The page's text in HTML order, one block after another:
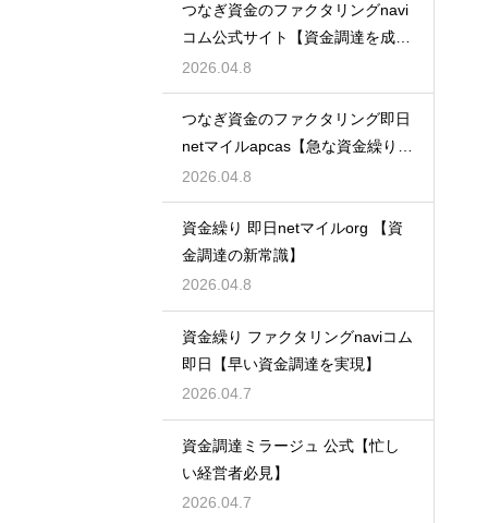
つなぎ資金のファクタリングnavi
コム公式サイト【資金調達を成功
に導く】
2026.04.8
つなぎ資金のファクタリング即日
netマイルapcas【急な資金繰りに
も安心】
2026.04.8
資金繰り 即日netマイルorg 【資
金調達の新常識】
2026.04.8
資金繰り ファクタリングnaviコム
即日【早い資金調達を実現】
2026.04.7
資金調達ミラージュ 公式【忙し
い経営者必見】
2026.04.7